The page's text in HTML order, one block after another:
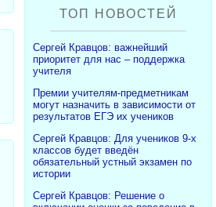
ТОП НОВОСТЕЙ
Сергей Кравцов: важнейший
приоритет для нас – поддержка
учителя
Премии учителям-предметникам
могут назначить в зависимости от
результатов ЕГЭ их учеников
Сергей Кравцов: Для учеников 9-х
классов будет введён
обязательный устный экзамен по
истории
Сергей Кравцов: Решение о